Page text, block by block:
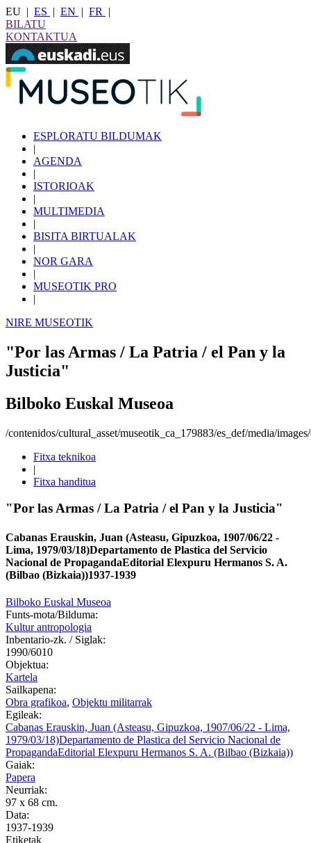
EU | ES | EN | FR
|
BILATU
KONTAKTUA
ESPLORATU BILDUMAK
|
AGENDA
|
ISTORIOAK
|
MULTIMEDIA
|
BISITA BIRTUALAK
|
NOR GARA
|
MUSEOTIK PRO
|
NIRE MUSEOTIK
"Por las Armas / La Patria / el Pan y la
Justicia"
Bilboko Euskal Museoa
/contenidos/cultural_asset/museotik_ca_179883/es_def/media/
Fitxa teknikoa
|
Fitxa handitua
"Por las Armas / La Patria / el Pan y la Justicia"
Cabanas Erauskin, Juan (Asteasu, Gipuzkoa, 1907/06/22 -
Lima, 1979/03/18)Departamento de Plastica del Servicio
Nacional de PropagandaEditorial Elexpuru Hermanos S. A.
(Bilbao (Bizkaia))1937-1939
Bilboko Euskal Museoa
Funts-mota/Bilduma:
Kultur antropologia
Inbentario-zk. / Siglak:
1990/6010
Objektua:
Kartela
Sailkapena:
Obra grafikoa, Objektu militarrak
Egileak:
Cabanas Erauskin, Juan (Asteasu, Gipuzkoa, 1907/06/22 - Lima,
1979/03/18)Departamento de Plastica del Servicio Nacional de
PropagandaEditorial Elexpuru Hermanos S. A. (Bilbao (Bizkaia))
Gaiak:
Papera
Neurriak:
97 x 68 cm.
Data:
1937-1939
Etiketak